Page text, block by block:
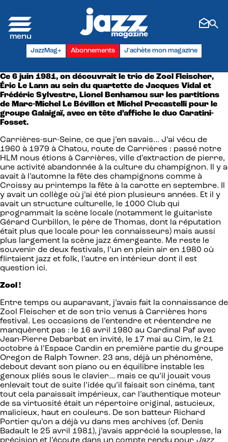
JazzMag+ Abonnements J'achète mon magazine
Ce 6 juin 1981, on découvrait le trio de Zool Fleischer,
Éric Le Lann au sein du quartette de Jacques Vidal et
Frédéric Sylvestre, Lionel Benhamou sur les partitions
de Marc-Michel Le Bévillon et Michel Precastelli pour le
groupe Galaigaï, avec en tête d’affiche le duo Caratini-
Fosset.
Carrières-sur-Seine, ce que j’en savais… J’ai vécu de
1960 à 1979 à Chatou, route de Carrières : passé notre
HLM nous étions à Carrières, ville d’extraction de pierre,
une activité abandonnée à la culture du champignon. Il y a
avait à l’automne la fête des champignons comme à
Croissy au printemps la fête à la carotte en septembre. Il
y avait un collège où j’ai été pion plusieurs années. Et il y
avait un structure culturelle, le 1000 Club qui
programmait la scène locale (notamment le guitariste
Gérard Curbillon, le père de Thomas, dont la réputation
était plus que locale pour les connaisseurs) mais aussi
plus largement la scène jazz émergeante. Me reste le
souvenir de deux festivals, l’un en plein air en 1980 où
flirtaient jazz et folk, l’autre en intérieur dont il est
question ici.
Zool !
Entre temps ou auparavant, j’avais fait la connaissance de
Zool Fleischer et de son trio venus à Carrières hors
festival. Les occasions de l’entendre et réentendre ne
manquèrent pas : le 16 avril 1980 au Cardinal Paf avec
Jean-Pierre Debarbat en invité, le 17 mai au Cim, le 21
octobre à l’Espace Cardin en première partie du groupe
Oregon de Ralph Towner. 23 ans, déjà un phénomène,
debout devant son piano ou en équilibre instable les
genoux pliés sous le clavier… mais ce qu’il jouait vous
enlevait tout de suite l’idée qu’il faisait son cinéma, tant
tout cela paraissait impérieux, car l’authentique moteur
de sa virtuosité était un répertoire original, astucieux,
malicieux, haut en couleurs. De son batteur Richard
Portier qu’on a déjà vu dans mes archives (cf. Denis
Badault le 25 avril 1981), j’avais apprécié la souplesse, la
précision et l’écoute dans un compte rendu pour Jazz